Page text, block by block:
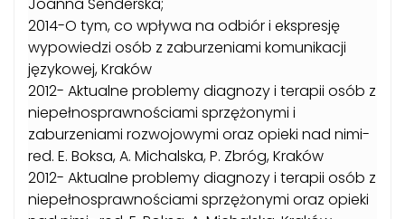
Joanna Senderska;
2014-O tym, co wpływa na odbiór i ekspresję
wypowiedzi osób z zaburzeniami komunikacji
językowej, Kraków
2012- Aktualne problemy diagnozy i terapii osób z
niepełnosprawnościami sprzężonymi i
zaburzeniami rozwojowymi oraz opieki nad nimi-
red. E. Boksa, A. Michalska, P. Zbróg, Kraków
2012- Aktualne problemy diagnozy i terapii osób z
niepełnosprawnościami sprzężonymi oraz opieki